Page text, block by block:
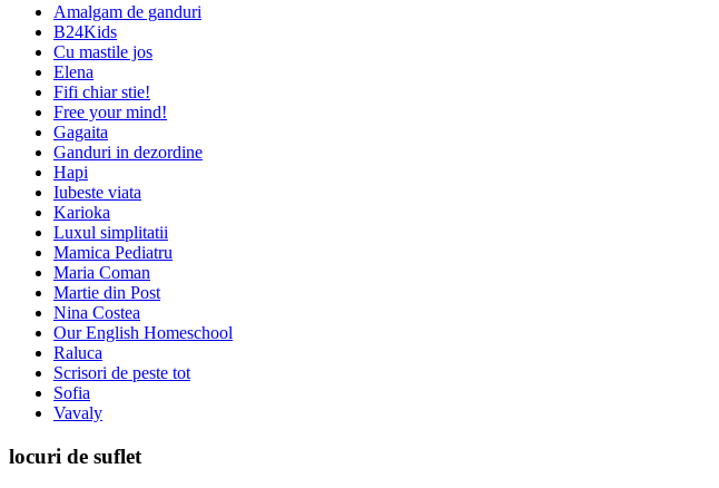
Amalgam de ganduri
B24Kids
Cu mastile jos
Elena
Fifi chiar stie!
Free your mind!
Gagaita
Ganduri in dezordine
Hapi
Iubeste viata
Karioka
Luxul simplitatii
Mamica Pediatru
Maria Coman
Martie din Post
Nina Costea
Our English Homeschool
Raluca
Scrisori de peste tot
Sofia
Vavaly
locuri de suflet